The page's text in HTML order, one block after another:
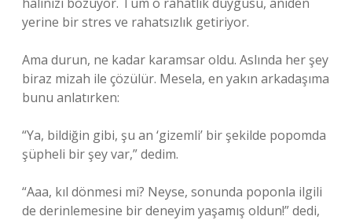
yerine bir stres ve rahatsızlık getiriyor.
Ama durun, ne kadar karamsar oldu. Aslında her şey
biraz mizah ile çözülür. Mesela, en yakın arkadaşıma
bunu anlatırken:
“Ya, bildiğin gibi, şu an ‘gizemli’ bir şekilde popomda
şüpheli bir şey var,” dedim.
“Aaa, kıl dönmesi mi? Neyse, sonunda poponla ilgili
de derinlemesine bir deneyim yaşamış oldun!” dedi,